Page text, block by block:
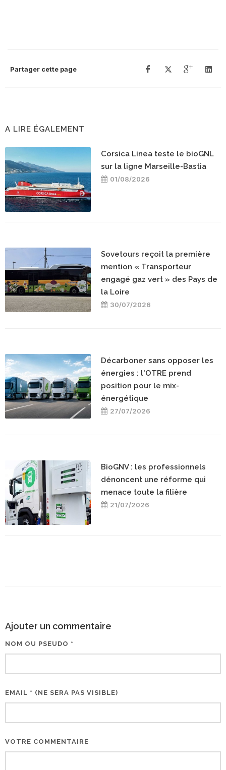
Partager cette page
A LIRE ÉGALEMENT
Corsica Linea teste le bioGNL
sur la ligne Marseille-Bastia
01/08/2026
Sovetours reçoit la première
mention « Transporteur
engagé gaz vert » des Pays de
la Loire
30/07/2026
Décarboner sans opposer les
énergies : l'OTRE prend
position pour le mix-
énergétique
27/07/2026
BioGNV : les professionnels
dénoncent une réforme qui
menace toute la filière
21/07/2026
Ajouter un commentaire
NOM OU PSEUDO *
EMAIL * (NE SERA PAS VISIBLE)
VOTRE COMMENTAIRE